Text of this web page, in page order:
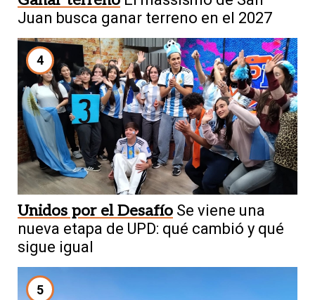
Juan busca ganar terreno en el 2027
4
Unidos por el Desafío Se viene una
nueva etapa de UPD: qué cambió y qué
sigue igual
5